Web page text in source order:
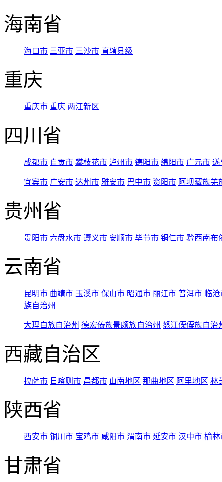
海南省
海口市 三亚市 三沙市 直辖县级
重庆
重庆市 重庆 两江新区
四川省
成都市 自贡市 攀枝花市 泸州市 德阳市 绵阳市 广元市 遂
宜宾市 广安市 达州市 雅安市 巴中市 资阳市 阿坝藏族羌
贵州省
贵阳市 六盘水市 遵义市 安顺市 毕节市 铜仁市 黔西南布
云南省
昆明市 曲靖市 玉溪市 保山市 昭通市 丽江市 普洱市 临
族自治州
大理白族自治州 德宏傣族景颇族自治州 怒江傈僳族自治
西藏自治区
拉萨市 日喀则市 昌都市 山南地区 那曲地区 阿里地区 林
陕西省
西安市 铜川市 宝鸡市 咸阳市 渭南市 延安市 汉中市 榆林
甘肃省